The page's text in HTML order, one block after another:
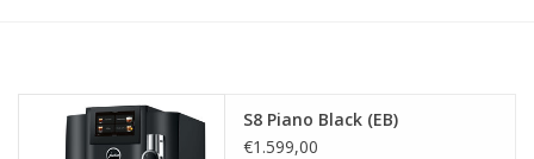
BLOG: "jarig!!"
S8 Piano Black (EB)
€1.599,00